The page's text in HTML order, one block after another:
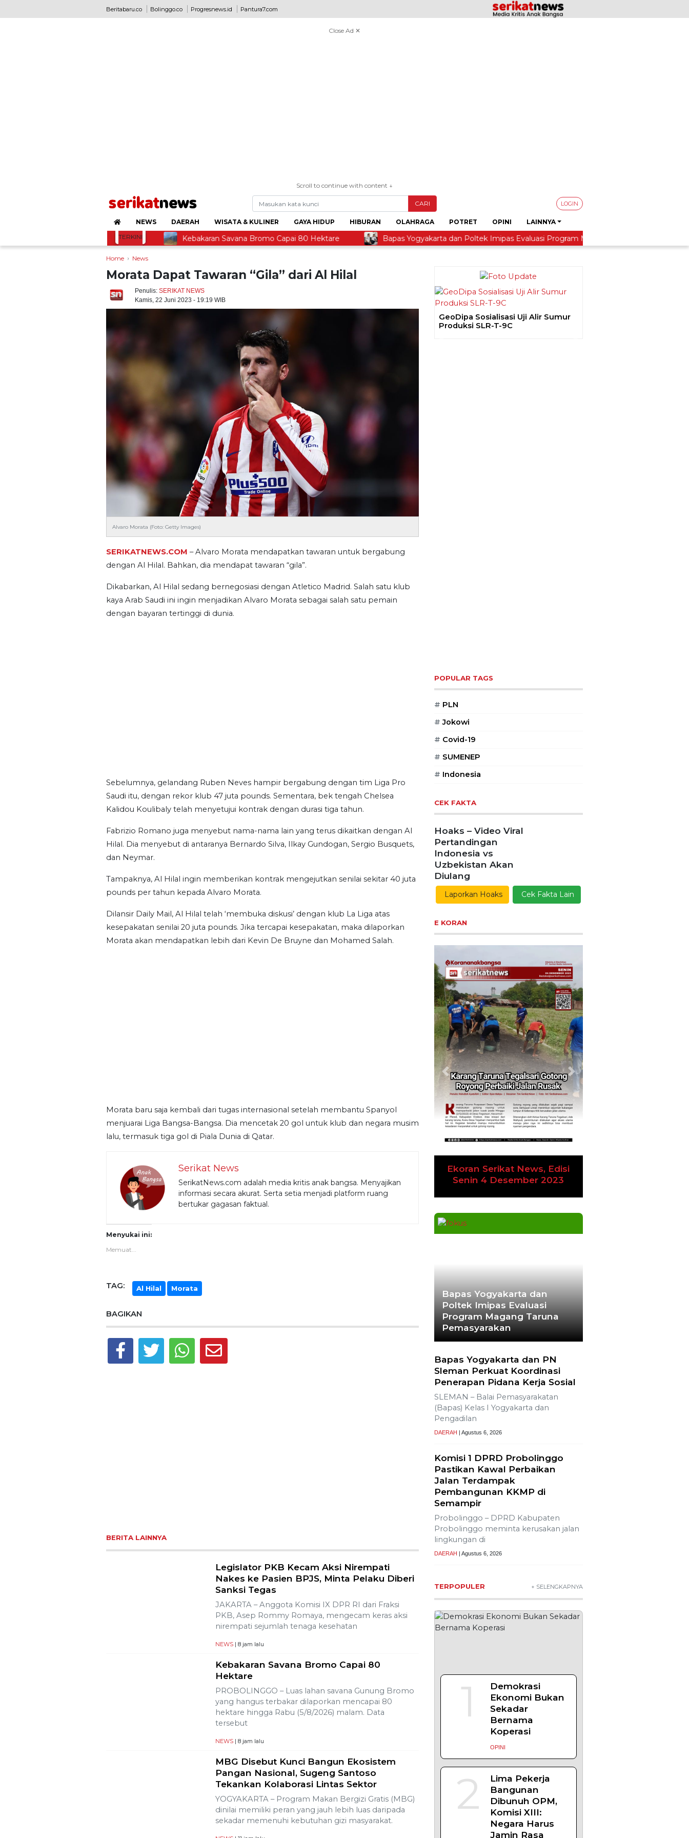
Beritabaru.co Bolinggo.co Progresnews.id Pantura7.com
Close Ad ✕
Scroll to continue with content ↓
CARI LOGIN
NEWS DAERAH WISATA & KULINER GAYA HIDUP HIBURAN OLAHRAGA POTRET OPINI
LAINNYA
TERKINI
Kebakaran Savana Bromo Capai 80 Hektare Bapas Yogyakarta dan Poltek Imipas Evaluasi Program Magang Taruna Pemasyarakan
Home News
Morata Dapat Tawaran “Gila” dari Al Hilal
Penulis: SERIKAT NEWS
Kamis, 22 Juni 2023 - 19:19 WIB
Alvaro Morata (Foto: Getty Images)
SERIKATNEWS.COM – Alvaro Morata mendapatkan tawaran untuk bergabung
dengan Al Hilal. Bahkan, dia mendapat tawaran “gila”.
Dikabarkan, Al Hilal sedang bernegosiasi dengan Atletico Madrid. Salah satu klub
kaya Arab Saudi ini ingin menjadikan Alvaro Morata sebagai salah satu pemain
dengan bayaran tertinggi di dunia.
Sebelumnya, gelandang Ruben Neves hampir bergabung dengan tim Liga Pro
Saudi itu, dengan rekor klub 47 juta pounds. Sementara, bek tengah Chelsea
Kalidou Koulibaly telah menyetujui kontrak dengan durasi tiga tahun.
Fabrizio Romano juga menyebut nama-nama lain yang terus dikaitkan dengan Al
Hilal. Dia menyebut di antaranya Bernardo Silva, Ilkay Gundogan, Sergio Busquets,
dan Neymar.
Tampaknya, Al Hilal ingin memberikan kontrak mengejutkan senilai sekitar 40 juta
pounds per tahun kepada Alvaro Morata.
Dilansir Daily Mail, Al Hilal telah ‘membuka diskusi’ dengan klub La Liga atas
kesepakatan senilai 20 juta pounds. Jika tercapai kesepakatan, maka dilaporkan
Morata akan mendapatkan lebih dari Kevin De Bruyne dan Mohamed Salah.
Morata baru saja kembali dari tugas internasional setelah membantu Spanyol
menjuarai Liga Bangsa-Bangsa. Dia mencetak 20 gol untuk klub dan negara musim
lalu, termasuk tiga gol di Piala Dunia di Qatar.
Serikat News
SerikatNews.com adalah media kritis anak bangsa. Menyajikan
informasi secara akurat. Serta setia menjadi platform ruang
bertukar gagasan faktual.
Menyukai ini:
Memuat...
TAG: Al Hilal Morata
BAGIKAN
BERITA LAINNYA
Legislator PKB Kecam Aksi Nirempati
Nakes ke Pasien BPJS, Minta Pelaku Diberi
Sanksi Tegas
JAKARTA – Anggota Komisi IX DPR RI dari Fraksi
PKB, Asep Rommy Romaya, mengecam keras aksi
nirempati sejumlah tenaga kesehatan
NEWS | 8 jam lalu
Kebakaran Savana Bromo Capai 80
Hektare
PROBOLINGGO – Luas lahan savana Gunung Bromo
yang hangus terbakar dilaporkan mencapai 80
hektare hingga Rabu (5/8/2026) malam. Data
tersebut
NEWS | 8 jam lalu
MBG Disebut Kunci Bangun Ekosistem
Pangan Nasional, Sugeng Santoso
Tekankan Kolaborasi Lintas Sektor
YOGYAKARTA – Program Makan Bergizi Gratis (MBG)
dinilai memiliki peran yang jauh lebih luas daripada
sekadar memenuhi kebutuhan gizi masyarakat.
GeoDipa Sosialisasi Uji Alir Sumur
Produksi SLR-T-9C
POPULAR TAGS
# PLN
# Jokowi
# Covid-19
# SUMENEP
# Indonesia
CEK FAKTA
Hoaks – Video Viral
Pertandingan
Indonesia vs
Uzbekistan Akan
Diulang
Laporkan Hoaks Cek Fakta Lain
E KORAN
Ekoran Serikat News, Edisi
Senin 4 Desember 2023
Previous Next
Bapas Yogyakarta dan
Poltek Imipas Evaluasi
Program Magang Taruna
Pemasyarakan
Bapas Yogyakarta dan PN
Sleman Perkuat Koordinasi
Penerapan Pidana Kerja Sosial
SLEMAN – Balai Pemasyarakatan
(Bapas) Kelas I Yogyakarta dan
Pengadilan
DAERAH | Agustus 6, 2026
Komisi 1 DPRD Probolinggo
Pastikan Kawal Perbaikan
Jalan Terdampak
Pembangunan KKMP di
Semampir
Probolinggo – DPRD Kabupaten
Probolinggo meminta kerusakan jalan
lingkungan di
DAERAH | Agustus 6, 2026
TERPOPULER + SELENGKAPNYA
1
Demokrasi
Ekonomi Bukan
Sekadar
Bernama
Koperasi
OPINI
2
Lima Pekerja
Bangunan
Dibunuh OPM,
Komisi XIII:
Negara Harus
Jamin Rasa